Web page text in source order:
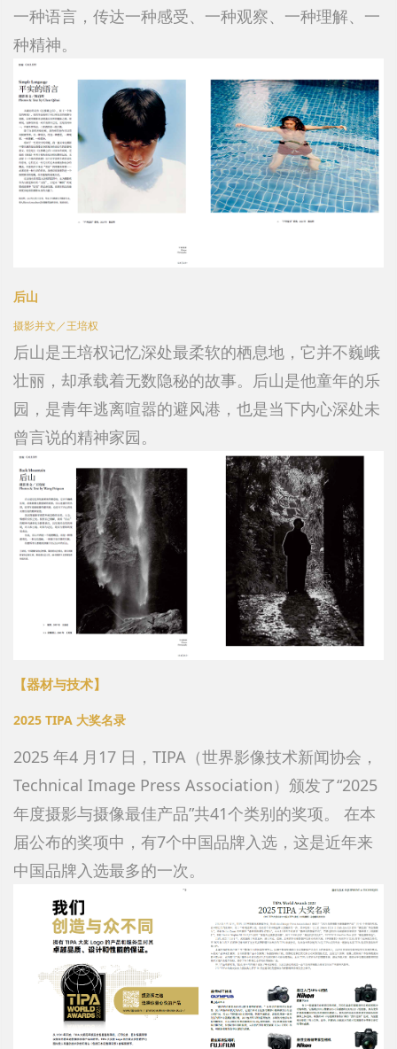
一种语言，传达一种感受、一种观察、一种理解、一
种精神。
后山
摄影并文／王培权
后山是王培权记忆深处最柔软的栖息地，它并不巍峨
壮丽，却承载着无数隐秘的故事。后山是他童年的乐
园，是青年逃离喧嚣的避风港，也是当下内心深处未
曾言说的精神家园。
【器材与技术】
2025 TIPA 大奖名录
2025 年4 月17 日，TIPA（世界影像技术新闻协会，
Technical Image Press Association）颁发了“2025
年度摄影与摄像最佳产品”共41个类别的奖项。 在本
届公布的奖项中，有7个中国品牌入选，这是近年来
中国品牌入选最多的一次。